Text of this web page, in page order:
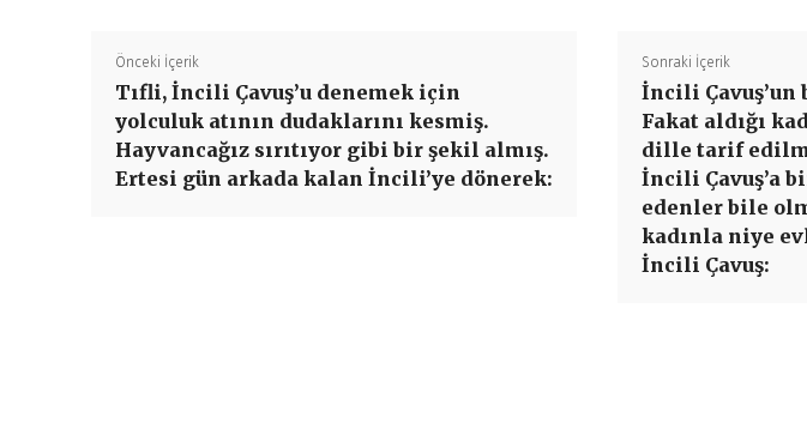
Önceki İçerik
Tıfli, İncili Çavuş’u denemek için
yolculuk atının dudaklarını kesmiş.
Hayvancağız sırıtıyor gibi bir şekil almış.
Ertesi gün arkada kalan İncili’ye dönerek:
Sonraki İçerik
İncili
Fakat aldığı
dille tarif
İncili Çavuş’a
edenler bile
kadınla niye
İncili Çavuş: